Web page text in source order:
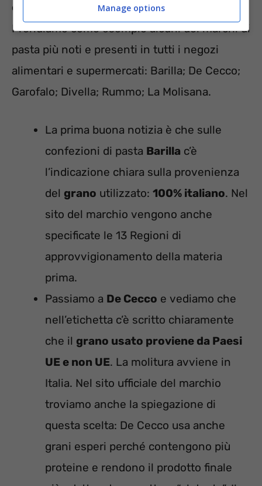
comprende la natura esatta dei prodotti
Prendiamo come esempio alcuni dei marchi di
pasta più noti e presenti in tutti i negozi
alimentari e supermercati: Barilla; De Cecco;
Garofalo; Divella; Rummo; La Molisana.
La prima buona notizia è che sulle
confezioni di pasta Barilla c’è
l’indicazione chiara sulla provenienza
del grano utilizzato: 100% italiano. Nel
sito del marchio vengono anche
specificate le 13 Regioni di
approvvigionamento della materia
prima.
Passiamo a De Cecco e vediamo che
nell’etichetta c’è scritto chiaramente
che il grano usato proviene da Paesi
UE e non UE. La molitura avviene in
Italia. Nel sito ufficiale del marchio
troviamo anche la spiegazione di
questa scelta: De Cecco usa anche
grani esperi perché contengono più
proteine e rendono il prodotto finale
Manage options